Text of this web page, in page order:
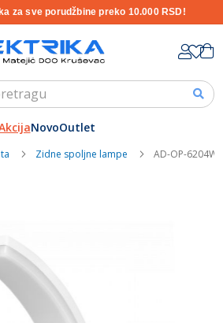
za sve porudžbine preko 10.000 RSD!
Content
NovoOutlet
Zidne spoljne lampe AD-OP-